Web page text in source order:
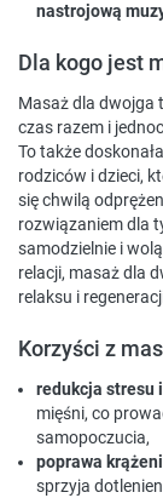
nastrojową
Dla kogo jest
Masaż dla dwojga
czas razem i
To także
rodziców i dzieci,
się chwilą
rozwiązaniem dla
samodzielnie i
relacji, masaż dla
relaksu i
Korzyści z
redukcja stresu
mięśni, co
samopoczucia,
poprawa
sprzyja